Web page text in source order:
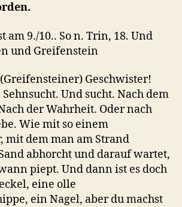
am 9./10.. So n. Trin, 18. Und
und Greifenstein
Geschwister!
Sehnsucht. Und sucht. Nach dem
der Wahrheit. Oder nach
Wie mit so einem
mit dem man am Strand
abhorcht und darauf wartet,
piept. Und dann ist es doch
eine olle
ein Nagel, aber du machst